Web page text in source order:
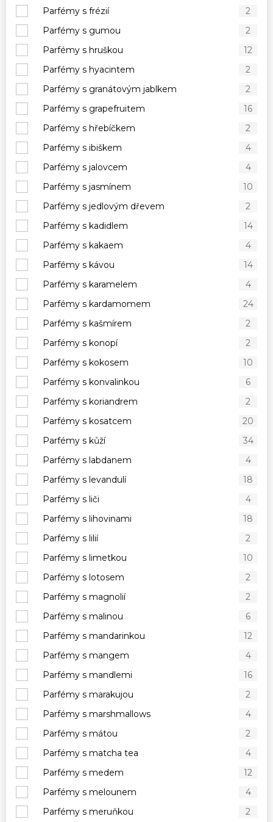
Parfémy s frézií
2
Parfémy s gumou
2
Parfémy s hruškou
12
Parfémy s hyacintem
2
Parfémy s granátovým jablkem
2
Parfémy s grapefruitem
16
Parfémy s hřebíčkem
2
Parfémy s ibiškem
4
Parfémy s jalovcem
4
Parfémy s jasmínem
10
Parfémy s jedlovým dřevem
2
Parfémy s kadidlem
14
Parfémy s kakaem
4
Parfémy s kávou
14
Parfémy s karamelem
4
Parfémy s kardamomem
24
Parfémy s kašmírem
2
Parfémy s konopí
2
Parfémy s kokosem
10
Parfémy s konvalinkou
6
Parfémy s koriandrem
2
Parfémy s kosatcem
20
Parfémy s kůží
34
Parfémy s labdanem
4
Parfémy s levandulí
18
Parfémy s liči
4
Parfémy s lihovinami
18
Parfémy s lilií
2
Parfémy s limetkou
10
Parfémy s lotosem
2
Parfémy s magnolií
2
Parfémy s malinou
6
Parfémy s mandarinkou
12
Parfémy s mangem
4
Parfémy s mandlemi
16
Parfémy s marakujou
2
Parfémy s marshmallows
4
Parfémy s mátou
2
Parfémy s matcha tea
4
Parfémy s medem
12
Parfémy s melounem
4
Parfémy s meruňkou
2